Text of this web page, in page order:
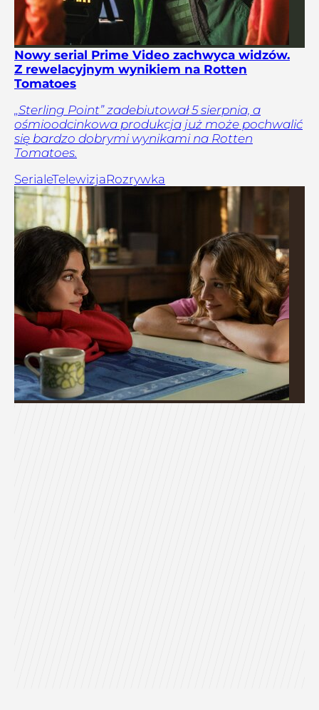
Nowy serial Prime Video zachwyca widzów.
Z rewelacyjnym wynikiem na Rotten
Tomatoes
„Sterling Point” zadebiutował 5 sierpnia, a
ośmioodcinkowa produkcja już może pochwalić
się bardzo dobrymi wynikami na Rotten
Tomatoes.
SerialeTelewizjaRozrywka